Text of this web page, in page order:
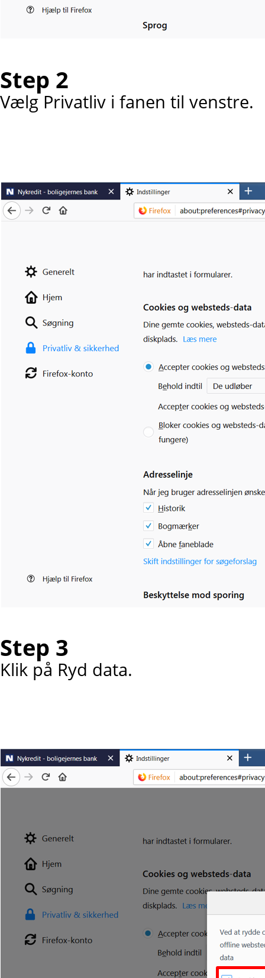
Step 2
Vælg Privatliv i fanen til venstre.
Step 3
Klik på Ryd data.